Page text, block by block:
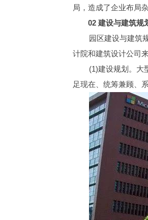
局，造成了企业布局
02 建设与建筑规
园区建设与建筑
计院和建筑设计公司
(1)建设规划。大
足现在、统筹兼顾、